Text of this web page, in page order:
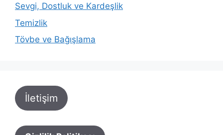
Sevgi, Dostluk ve Kardeşlik
Temizlik
Tövbe ve Bağışlama
İletişim